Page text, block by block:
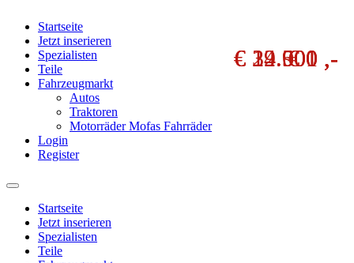
Startseite
Jetzt inserieren
Spezialisten
Teile
Fahrzeugmarkt
Autos
Traktoren
Motorräder Mofas Fahrräder
Login
Register
Startseite
Jetzt inserieren
Spezialisten
Teile
€ 39.900 ,-
€ 22.000 ,-
€ 14.500 ,-
€ 1 ,-
€ 1 ,-